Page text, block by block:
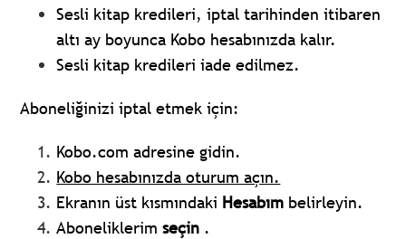
Sesli kitap kredileri, iptal tarihinden itibaren
altı ay boyunca Kobo hesabınızda kalır.
Sesli kitap kredileri iade edilmez.
Aboneliğinizi iptal etmek için:
Kobo.com adresine gidin.
Kobo hesabınızda oturum açın.
Ekranın üst kısmındaki Hesabım belirleyin.
Aboneliklerimseçin .